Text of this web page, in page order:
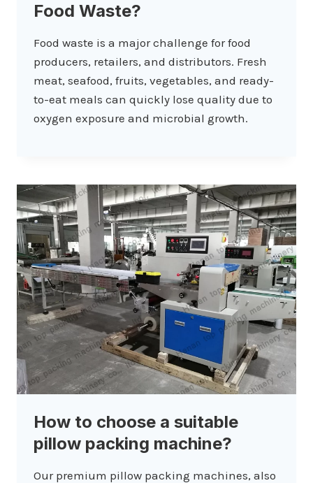
Food Waste?
Food waste is a major challenge for food
producers, retailers, and distributors. Fresh
meat, seafood, fruits, vegetables, and ready-
to-eat meals can quickly lose quality due to
oxygen exposure and microbial growth.
How to choose a suitable
pillow packing machine?
Our premium pillow packing machines, also